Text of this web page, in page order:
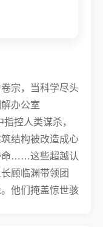
宗，当科学尽头
办公室
控人类谋杀，
结构被改造成心
命……这些超越认
顾临渊带领团
他们掩盖惊世骇